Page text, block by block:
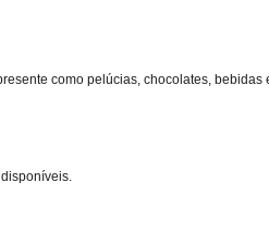
como pelúcias, chocolates,